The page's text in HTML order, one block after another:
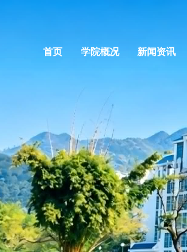
首页 学院概况 新闻资讯